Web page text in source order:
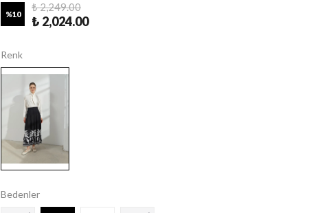
%10
₺ 2,249.00
₺ 2,024.00
Renk
Bedenler